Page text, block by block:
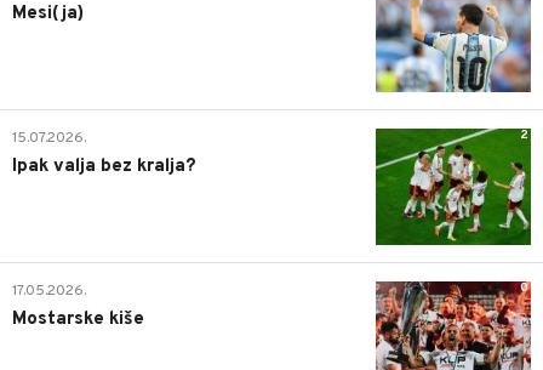
Mesi(ja)
2
15.07.2026.
Ipak valja bez kralja?
0
17.05.2026.
Mostarske kiše